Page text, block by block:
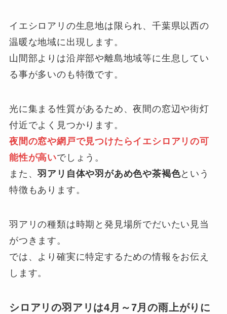
イエシロアリの生息地は限られ、千葉県以西の
温暖な地域に出現します。
山間部よりは沿岸部や離島地域等に生息してい
る事が多いのも特徴です。
光に集まる性質があるため、夜間の窓辺や街灯
付近でよく見つかります。
夜間の窓や網戸で見つけたらイエシロアリの可
能性が高いでしょう。
また、羽アリ自体や羽があめ色や茶褐色という
特徴もあります。
羽アリの種類は時期と発見場所でだいたい見当
がつきます。
では、より確実に特定するための情報をお伝え
します。
シロアリの羽アリは4月～7月の雨上がりに